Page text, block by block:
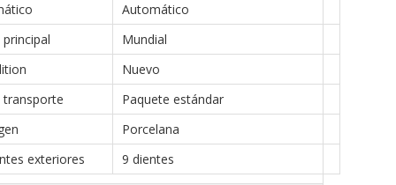
Automático
Mundial
Nuevo
transporte
Paquete estándar
Porcelana
exteriores
9 dientes